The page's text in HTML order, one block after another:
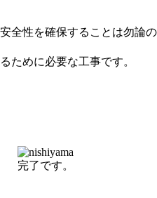
全性を確保することは勿論の
ために必要な工事です。
完了です。